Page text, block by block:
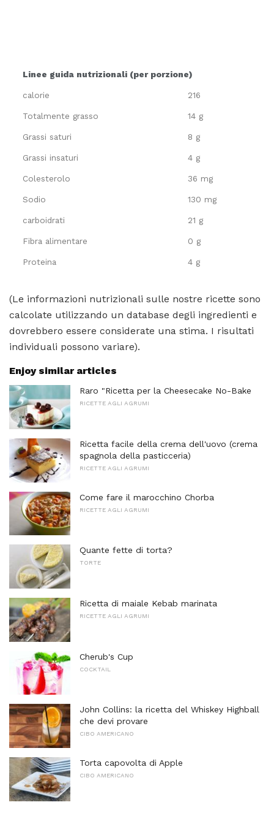
Linee guida nutrizionali (per porzione)
calorie 216
Totalmente grasso 14 g
Grassi saturi 8 g
Grassi insaturi 4 g
Colesterolo 36 mg
Sodio 130 mg
carboidrati 21 g
Fibra alimentare 0 g
Proteina 4 g
(Le informazioni nutrizionali sulle nostre ricette sono
calcolate utilizzando un database degli ingredienti e
dovrebbero essere considerate una stima. I risultati
individuali possono variare).
Enjoy similar articles
Raro "Ricetta per la Cheesecake No-Bake
RICETTE AGLI AGRUMI
Ricetta facile della crema dell'uovo (crema
spagnola della pasticceria)
RICETTE AGLI AGRUMI
Come fare il marocchino Chorba
RICETTE AGLI AGRUMI
Quante fette di torta?
TORTE
Ricetta di maiale Kebab marinata
RICETTE AGLI AGRUMI
Cherub's Cup
COCKTAIL
John Collins: la ricetta del Whiskey Highball
che devi provare
CIBO AMERICANO
Torta capovolta di Apple
CIBO AMERICANO